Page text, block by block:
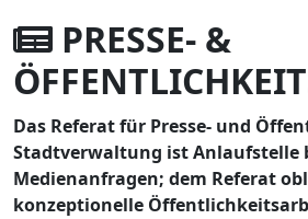
PRESSE- &
Das Referat für Presse- und
Stadtverwaltung ist Anlaufstelle
Medienanfragen; dem Referat
konzeptionelle